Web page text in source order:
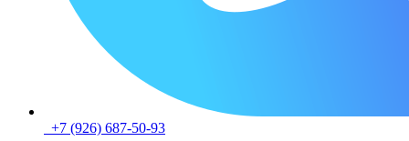
+7 (926) 687-50-93